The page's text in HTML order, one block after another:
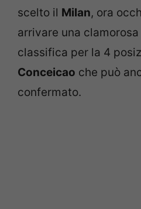
scelto il Milan, ora
arrivare una
classifica per la 4
Conceicao che può
confermato.